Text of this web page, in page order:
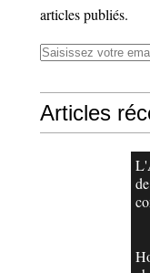
articles publiés.
Articles